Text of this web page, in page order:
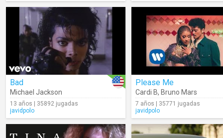
Bad
Michael Jackson
13 años | 35892 jugadas
javidpolo
Please Me
Cardi B, Bruno Mars
7 años | 35771 jugadas
javidpolo